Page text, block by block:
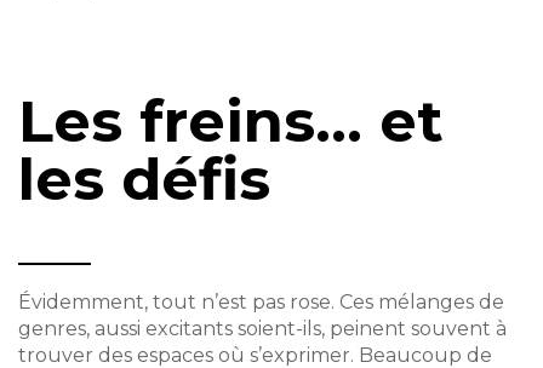
Les freins... et
les défis
Évidemment, tout n’est pas rose. Ces mélanges de
genres, aussi excitants soient-ils, peinent souvent à
trouver des espaces où s’exprimer. Beaucoup de